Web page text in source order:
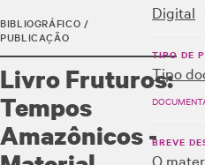
BIBLIOGRÁFICO /
PUBLICAÇÃO
Livro Fruturos:
Tempos
Amazônicos -
Digital
TIPO DE
Tipo
BREVE
O